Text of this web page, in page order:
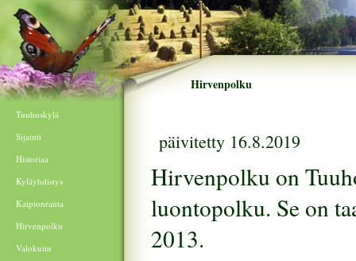
Hirvenpolku
Tuuhoskylä
Sijainti
Historiaa
Kyläyhdistys
Kaipionranta
Hirvenpolku
Valokuitu
päivitetty 16.8.2019
Hirvenpolku on
luontopolku. Se on
2013.